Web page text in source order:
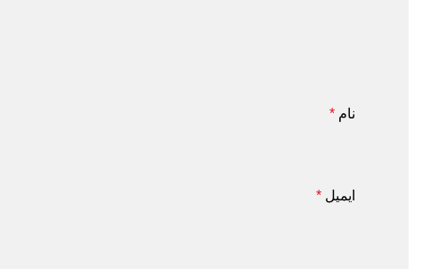
نام*
ایمیل*